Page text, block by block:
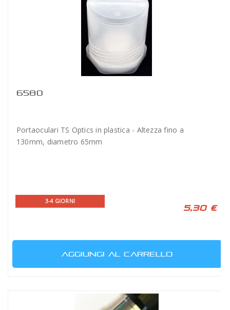
6580
Portaoculari TS Optics in plastica - Altezza fino a
130mm, diametro 65mm
3-4 GIORNI
5,30 €
AGGIUNGI AL CARRELLO